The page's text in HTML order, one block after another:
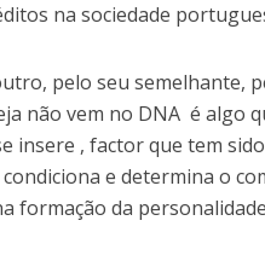
na sociedade
pelo seu semelhante,
não vem no DNA é algo
insere , factor que tem
e determina o
formação da